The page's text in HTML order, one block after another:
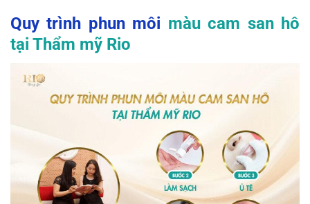
Quy trình phun môi màu cam san hô
tại Thẩm mỹ Rio